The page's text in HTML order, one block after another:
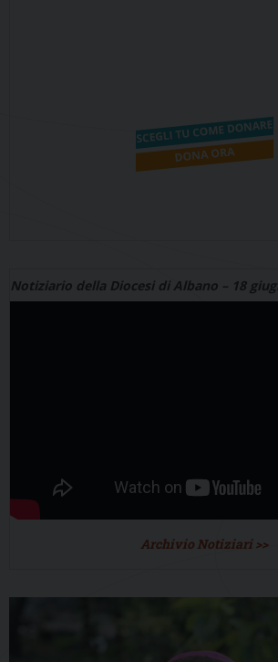
Notiziario della Diocesi di Albano – 18
Archivio Notiziari >>